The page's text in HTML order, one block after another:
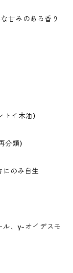
甘みのある香り
トイ木油)
分類)
にのみ自生
ル、γ-オイデスモ